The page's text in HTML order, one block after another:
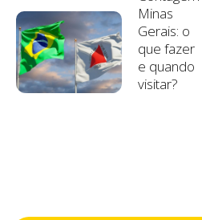
Minas
Gerais: o
que fazer
e quando
visitar?